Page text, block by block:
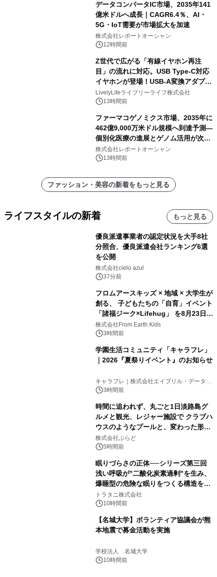
データコンバータIC市場、2035年141
億米ドルへ成長｜CAGR6.4％、AI・
5G・IoT需要が市場拡大を加速
株式会社レポートオーシャン
12時間前
Z世代で広がる「有線イヤホン再注
目」の流れに対応。USB Type-C対応
イヤホンが登場！USB-A変換アダプタ
ー付きでスマホからパソコンまで幅広
く活用可能
LivelyLifeライブリーライフ株式会社
13時間前
ファーマコゲノミクス市場、2035年に
462億9,000万米ドル規模へ到達予測―
個別化医療の進展とゲノム活用が次世
代ヘルスケア投資を加速
株式会社レポートオーシャン
13時間前
ファッション・美容の新着をもっと見る
ライフスタイルの新着 もっと見る
優良派遣事業者の認定状況を大手8社
分照合、優良派遣会社ランキング6選
を公開
株式会社cielo azul
37分前
フロムアースキッズ × 地域 × 大学生が
創る、 子どもたちの「自育」イベント
「諸福ジーク×Lifehug」 を8月23日
(日)開催
株式会社From Earth Kids
3時間前
学園生活コミュニティ「キャラフレ」
｜2026『夏祭りイベント』のお知らせ
キャラフレ｜株式会社エイプリル・データ・
デザインズ
3時間前
時間に追われず、丸ごと1日淡路島グ
ルメと観光、レジャー施設で クラブハ
ウスのようなプールと、変わった形の
サウナも 「THE BOXY AWAJI」のお
得な素泊まり連泊プランで
株式会社ぷらど
5時間前
眠りづらさの正体──シリーズ第三回
浅い呼吸が"二酸化炭素過剰"を生み、
爆睡型の危険な眠りをつくる構造を解
説
トラタニ株式会社
10時間前
【名城大学】ボランティア協議会が熊
本地震で募金活動を実施
学校法人 名城大学
10時間前